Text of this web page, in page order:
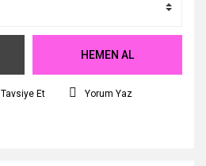
HEMEN AL
Tavsiye Et Yorum Yaz